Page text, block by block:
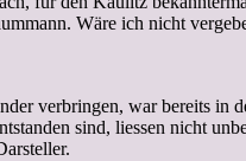
Wäre ich nicht
verbringen, war bereits
sind, liessen nicht